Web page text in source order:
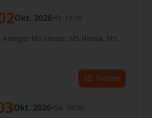
Okt. 2026•Fr. 10:30
MS Hanse, MS Hansa, MS
Tickets
Okt. 2026•Sa. 10:30